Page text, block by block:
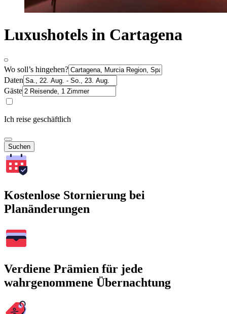
Luxushotels in Cartagena
Wo soll’s hingehen?
Daten
Gäste
Ich reise geschäftlich
Suchen
Kostenlose Stornierung bei
Planänderungen
Verdiene Prämien für jede
wahrgenommene Übernachtung